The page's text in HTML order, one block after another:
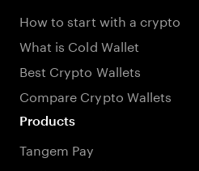
How to start with a crypto
What is Cold Wallet
Best Crypto Wallets
Compare Crypto Wallets
Products
Tangem Pay